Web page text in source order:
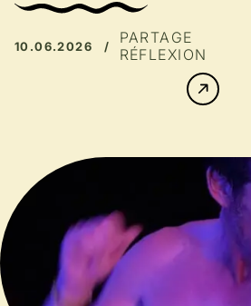
10.06.2026 /
PARTAGE
RÉFLEXION